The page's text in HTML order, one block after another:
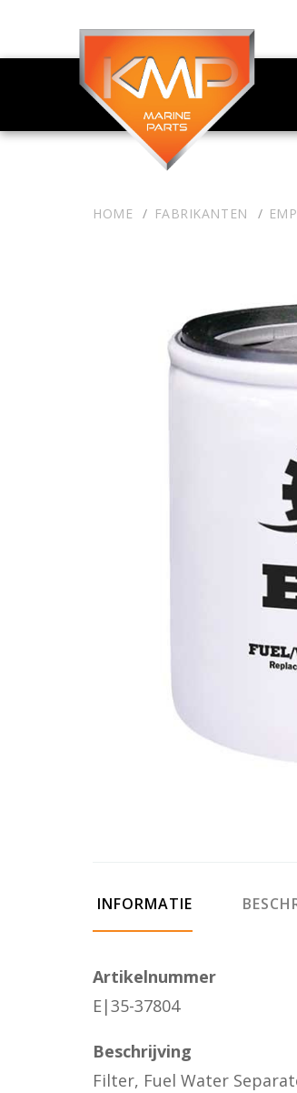
HOME FABRIKANTEN EMP
INFORMATIE
Artikelnummer
E|35-37804
Beschrijving
Filter, Fuel Water